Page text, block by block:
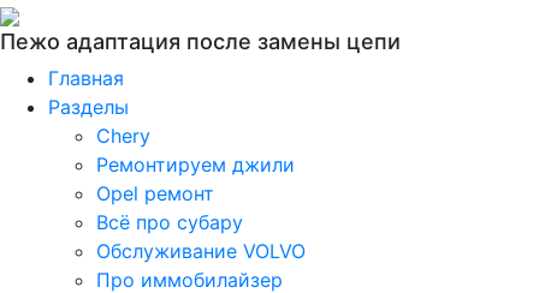
Пежо адаптация после замены цепи
Главная
Разделы
Chery
Ремонтируем джили
Opel ремонт
Всё про субару
Обслуживание VOLVO
Про иммобилайзер